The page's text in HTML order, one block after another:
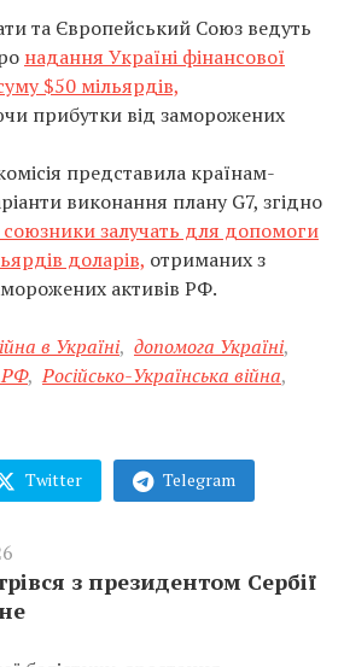
та Європейський Союз ведуть
надання Україні фінансової
$50 мільярдів,
прибутки від заморожених
представила країнам-
виконання плану G7, згідно
союзники залучать для допомоги
доларів, отриманих з
активів РФ.
в Україні, допомога Україні,
РФ, Російсько-Українська війна,
Twitter Telegram
з президентом Сербії